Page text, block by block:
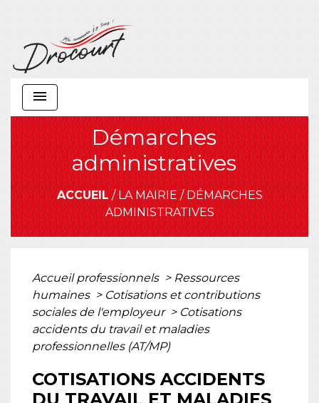
menu
Démarches
administratives
ACCUEIL/LA MAIRIE/DÉMARCHES
ADMINISTRATIVES
Accueil professionnels > Ressources
humaines > Cotisations et contributions
sociales de l'employeur > Cotisations
accidents du travail et maladies
professionnelles (AT/MP)
COTISATIONS ACCIDENTS